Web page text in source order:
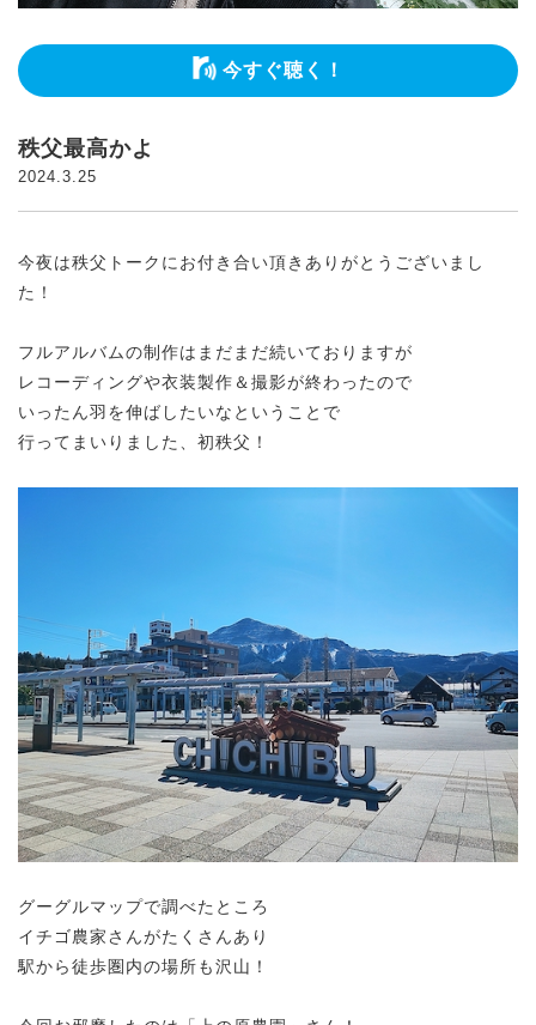
今すぐ聴く！
秩父最高かよ
2024.3.25
今夜は秩父トークにお付き合い頂きありがとうございまし
た！
フルアルバムの制作はまだまだ続いておりますが
レコーディングや衣装製作＆撮影が終わったので
いったん羽を伸ばしたいなということで
行ってまいりました、初秩父！
グーグルマップで調べたところ
イチゴ農家さんがたくさんあり
駅から徒歩圏内の場所も沢山！